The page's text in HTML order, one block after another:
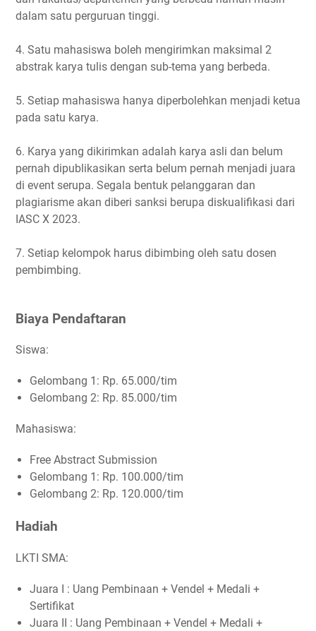
dalam satu perguruan tinggi.
4. Satu mahasiswa boleh mengirimkan maksimal 2
abstrak karya tulis dengan sub-tema yang berbeda.
5. Setiap mahasiswa hanya diperbolehkan menjadi ketua
pada satu karya.
6. Karya yang dikirimkan adalah karya asli dan belum
pernah dipublikasikan serta belum pernah menjadi juara
di event serupa. Segala bentuk pelanggaran dan
plagiarisme akan diberi sanksi berupa diskualifikasi dari
IASC X 2023.
7. Setiap kelompok harus dibimbing oleh satu dosen
pembimbing.
Biaya Pendaftaran
Siswa:
Gelombang 1: Rp. 65.000/tim
Gelombang 2: Rp. 85.000/tim
Mahasiswa:
Free Abstract Submission
Gelombang 1: Rp. 100.000/tim
Gelombang 2: Rp. 120.000/tim
Hadiah
LKTI SMA:
Juara I : Uang Pembinaan + Vendel + Medali +
Sertifikat
Juara II : Uang Pembinaan + Vendel + Medali +